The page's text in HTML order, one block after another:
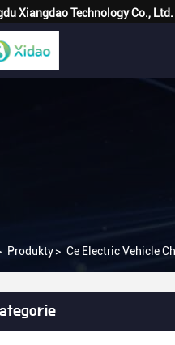
Xiangdao Technology Co., Ltd.
Produkty> Ce Electric Vehicle